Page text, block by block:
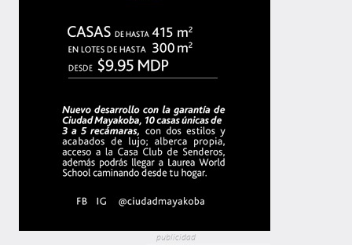
publicidad